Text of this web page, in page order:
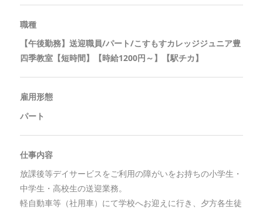
職種
【午後勤務】送迎職員/パート/こすもすカレッジジュニア豊
四季教室【短時間】【時給1200円～】【駅チカ】
雇用形態
パート
仕事内容
放課後等デイサービスをご利用の障がいをお持ちの小学生・
中学生・高校生の送迎業務。
軽自動車等（社用車）にて学校へお迎えに行き、夕方各生徒